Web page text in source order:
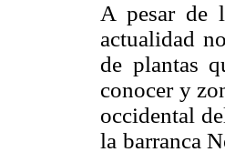
A pesar de
actualidad
de plantas
conocer y
occidental
la barranca